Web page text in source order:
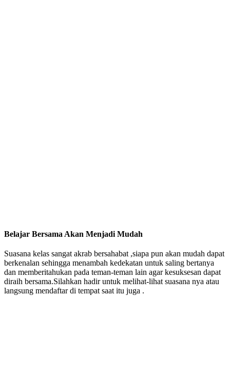
Belajar Bersama Akan Menjadi Mudah
Suasana kelas sangat akrab bersahabat ,siapa pun akan mudah dapat
berkenalan sehingga menambah kedekatan untuk saling bertanya
dan memberitahukan pada teman-teman lain agar kesuksesan dapat
diraih bersama.Silahkan hadir untuk melihat-lihat suasana nya atau
langsung mendaftar di tempat saat itu juga .